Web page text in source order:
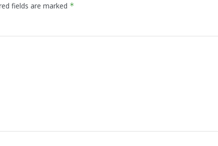
fields are marked *